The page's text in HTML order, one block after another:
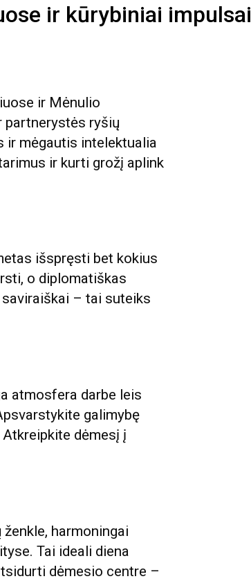
ir kūrybiniai impulsai
ir Mėnulio
partnerystės ryšių
ir mėgautis intelektualia
ir kurti grožį aplink
išspręsti bet kokius
o diplomatiškas
– tai suteiks
atmosfera darbe leis
galimybę
dėmesį į
harmoningai
Tai ideali diena
dėmesio centre –